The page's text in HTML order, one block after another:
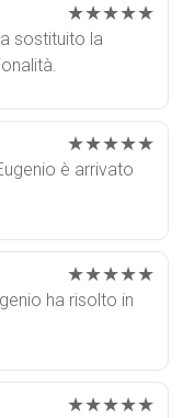
★★★★★
sostituito la
★★★★★
è arrivato
★★★★★
ha risolto in
★★★★★